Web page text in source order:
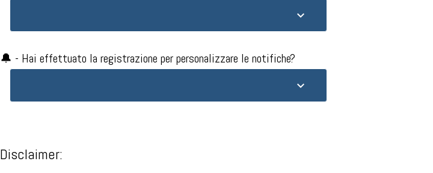
🔔 - Hai effettuato la registrazione per personalizzare le notifiche?
Disclaimer: